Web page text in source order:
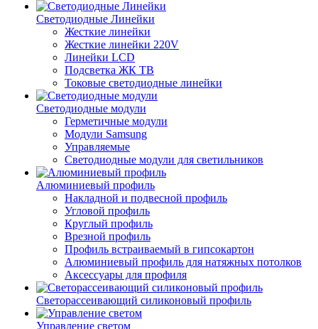
Светодиодные Линейки
Жесткие линейки
Жесткие линейки 220V
Линейки LCD
Подсветка ЖК ТВ
Токовые светодиодные линейки
Светодиодные модули
Герметичные модули
Модули Samsung
Управляемые
Светодиодные модули для светильников
Алюминиевый профиль
Накладной и подвесной профиль
Угловой профиль
Круглый профиль
Врезной профиль
Профиль встраиваемый в гипсокартон
Алюминиевый профиль для натяжных потолков
Аксессуары для профиля
Светорассеивающий силиконовый профиль
Управление светом